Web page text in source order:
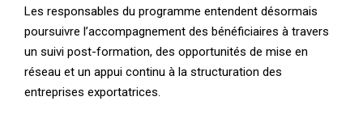
Les responsables du programme entendent désormais
poursuivre l’accompagnement des bénéficiaires à travers
un suivi post-formation, des opportunités de mise en
réseau et un appui continu à la structuration des
entreprises exportatrices.